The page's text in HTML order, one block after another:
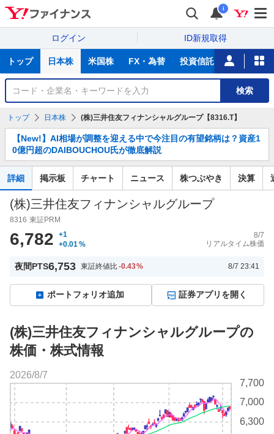
i
ログイン ID新規取得
サ
トップ 日本株 米国株 FX・為替 投資信託 ニュース
銘
検
検索
トップ 日本株 (株)三井住友フィナンシャルグループ【8316.T】
知
ら
せ
【New!】AI相場が調整を迎える中で今注目の有望銘柄は？資産1
0億円超のDAIBOUCHOU氏が徹底解説
詳細 掲示板 チャート ニュース 株つぶやき 決算
(株)三井住友フィナンシャルグループ
8316 東証PRM
6,782
+1
+0.01 %
8/7
リアルタイム株価
夜間PTS6,753 東証終値比-0.43% 8/7 23:41
ポートフォリオ追加 証券アプリを開く
(株)三井住友フィナンシャルグループの
株価・株式情報
6,300
7,000
7,700
2026/8/7